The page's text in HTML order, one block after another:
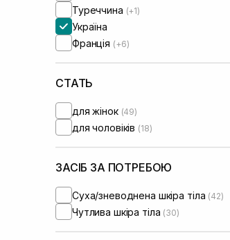
Туреччина (+1)
Україна
Франція (+6)
СТАТЬ
для жінок (49)
для чоловіків (18)
ЗАСІБ ЗА ПОТРЕБОЮ
Суха/зневоднена шкіра тіла (42)
Чутлива шкіра тіла (30)